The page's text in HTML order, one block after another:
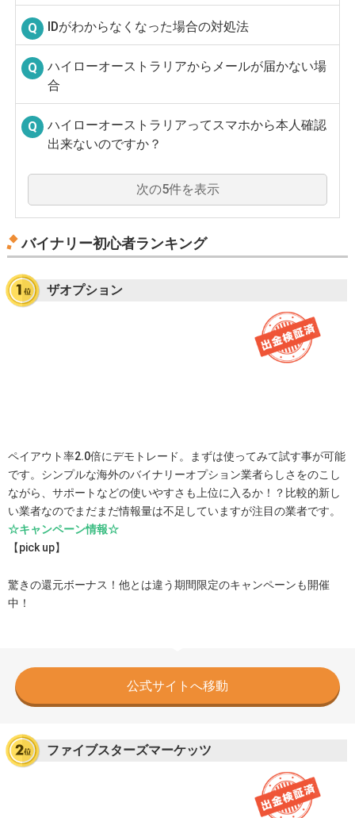
IDがわからなくなった場合の対処法
ハイローオーストラリアからメールが届かない場
合
ハイローオーストラリアってスマホから本人確認
出来ないのですか？
次の5件を表示
バイナリー初心者ランキング
ザオプション
ペイアウト率2.0倍にデモトレード。まずは使ってみて試す事が可能
です。シンプルな海外のバイナリーオプション業者らしさをのこし
ながら、サポートなどの使いやすさも上位に入るか！？比較的新し
い業者なのでまだまだ情報量は不足していますが注目の業者です。
☆キャンペーン情報☆
【pick up】
驚きの還元ボーナス！他とは違う期間限定のキャンペーンも開催
中！
公式サイトへ移動
ファイブスターズマーケッツ